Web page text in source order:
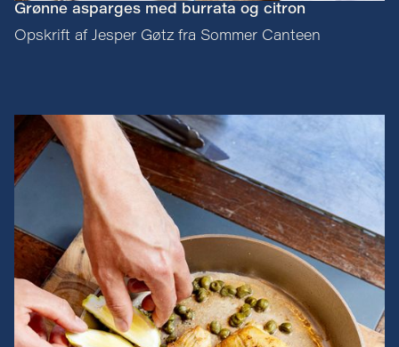
Grønne asparges med burrata og citron
Opskrift af Jesper Gøtz fra Sommer Canteen